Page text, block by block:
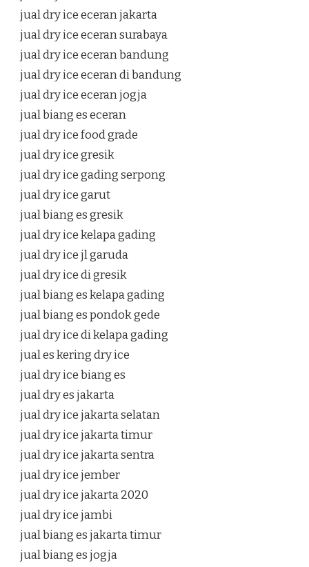
jual dry ice eceran jakarta
jual dry ice eceran surabaya
jual dry ice eceran bandung
jual dry ice eceran di bandung
jual dry ice eceran jogja
jual biang es eceran
jual dry ice food grade
jual dry ice gresik
jual dry ice gading serpong
jual dry ice garut
jual biang es gresik
jual dry ice kelapa gading
jual dry ice jl garuda
jual dry ice di gresik
jual biang es kelapa gading
jual biang es pondok gede
jual dry ice di kelapa gading
jual es kering dry ice
jual dry ice biang es
jual dry es jakarta
jual dry ice jakarta selatan
jual dry ice jakarta timur
jual dry ice jakarta sentra
jual dry ice jember
jual dry ice jakarta 2020
jual dry ice jambi
jual biang es jakarta timur
jual biang es jogja